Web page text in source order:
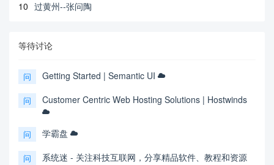
10 过黄州--张问陶
等待讨论
问 Getting Started | Semantic UI
问 Customer Centric Web Hosting Solutions | Hostwinds
问 学霸盘
问 系统迷 - 关注科技互联网，分享精品软件、教程和资源